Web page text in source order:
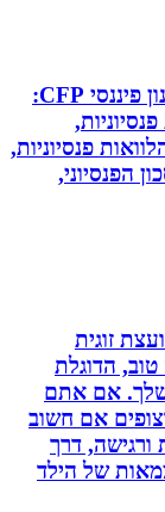
תכנון פיננסי - גדי ברקאי מומחה בתכנון פיננסי CFP:
פנסיוניות,
אם אתם
אם חשוב
דרך
של הילד